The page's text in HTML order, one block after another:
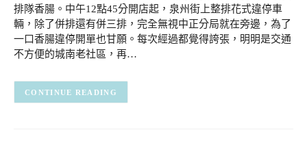
排隊香腸。中午12點45分開店起，泉州街上整排花式違停車
輛，除了併排還有併三排，完全無視中正分局就在旁邊，為了
一口香腸違停開單也甘願。每次經過都覺得誇張，明明是交通
不方便的城南老社區，再…
CONTINUE READING